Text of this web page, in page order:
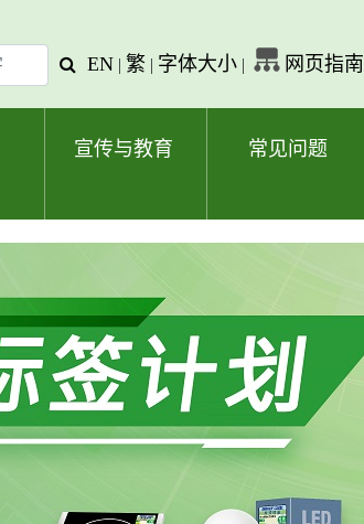
查
字
EN | 繁 | 字体大小 | 网页指南
宣传与教育 常见问题